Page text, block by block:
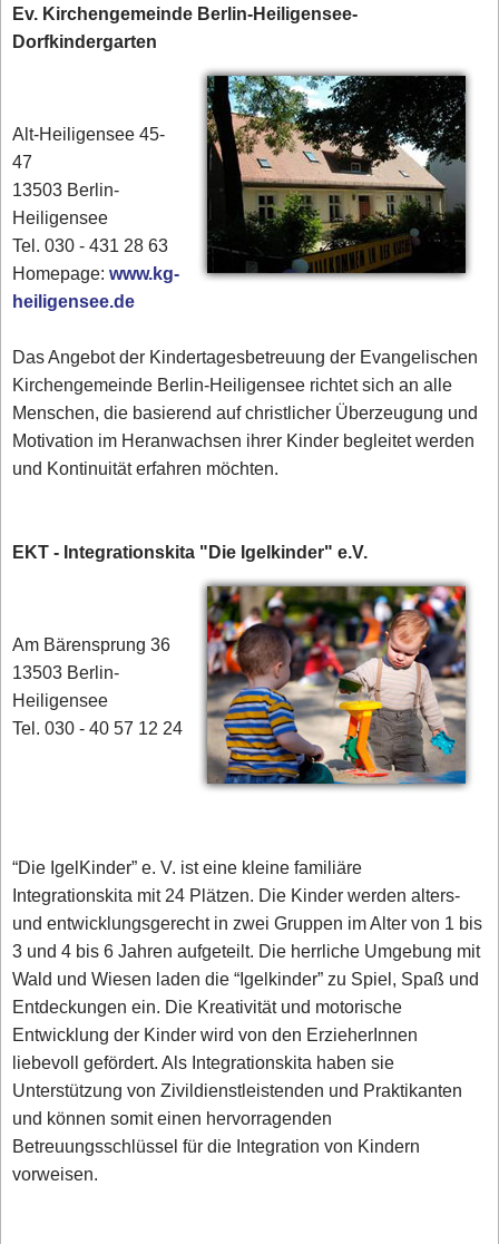
Ev. Kirchengemeinde Berlin-Heiligensee-
Dorfkindergarten
Alt-Heiligensee 45-
47
13503 Berlin-
Heiligensee
Tel. 030 - 431 28 63
Homepage:www.kg-
heiligensee.de
Das Angebot der Kindertagesbetreuung der Evangelischen
Kirchengemeinde Berlin-Heiligensee richtet sich an alle
Menschen, die basierend auf christlicher Überzeugung und
Motivation im Heranwachsen ihrer Kinder begleitet werden
und Kontinuität erfahren möchten.
EKT - Integrationskita "Die Igelkinder" e.V.
Am Bärensprung 36
13503 Berlin-
Heiligensee
Tel. 030 - 40 57 12 24
“Die IgelKinder” e. V. ist eine kleine familiäre
Integrationskita mit 24 Plätzen. Die Kinder werden alters-
und entwicklungsgerecht in zwei Gruppen im Alter von 1 bis
3 und 4 bis 6 Jahren aufgeteilt. Die herrliche Umgebung mit
Wald und Wiesen laden die “Igelkinder” zu Spiel, Spaß und
Entdeckungen ein. Die Kreativität und motorische
Entwicklung der Kinder wird von den ErzieherInnen
liebevoll gefördert. Als Integrationskita haben sie
Unterstützung von Zivildienstleistenden und Praktikanten
und können somit einen hervorragenden
Betreuungsschlüssel für die Integration von Kindern
vorweisen.